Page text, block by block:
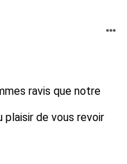
ravis que notre
plaisir de vous revoir